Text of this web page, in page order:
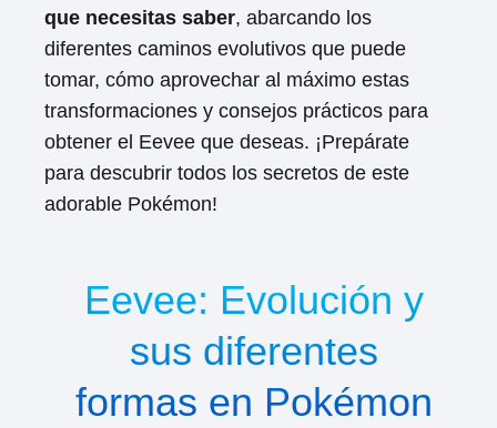
que necesitas saber, abarcando los
diferentes caminos evolutivos que puede
tomar, cómo aprovechar al máximo estas
transformaciones y consejos prácticos para
obtener el Eevee que deseas. ¡Prepárate
para descubrir todos los secretos de este
adorable Pokémon!
Eevee: Evolución y
sus diferentes
formas en Pokémon